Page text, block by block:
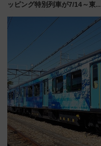
ッピング特別列車が7/14～東
ー！ 注目の編成やデザインまと